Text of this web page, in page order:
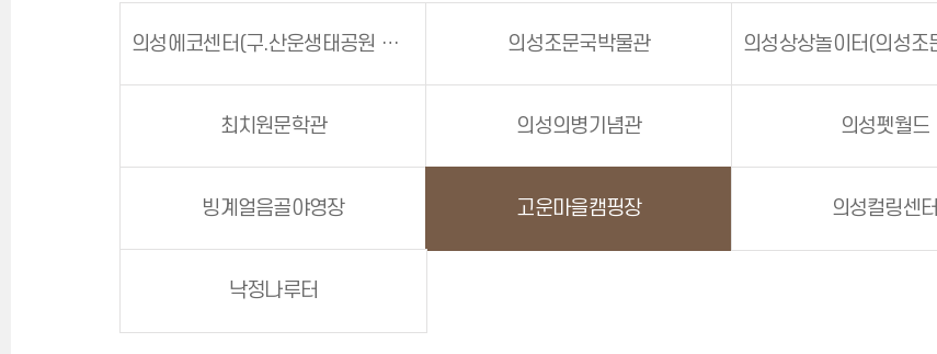
의성에코센터(구.산운생태공원 생태관) 의성조문국박물관
최치원문학관 의성의병기념관 의성펫월드
빙계얼음골야영장 고운마을캠핑장 의성컬링센터
낙정나루터